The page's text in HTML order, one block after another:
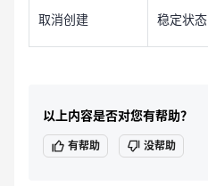
取消创建 稳定状态
以上内容是否对您有帮助？
有帮助 没帮助